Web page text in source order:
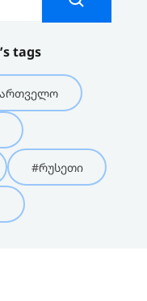
tags
#რუსეთი